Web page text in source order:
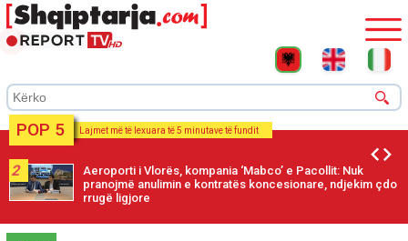
POP 5 Lajmet më të lexuara të 5 minutave të fundit
3
Çështja e emërimit të ministres ‘Diella’, Bardhi akuza
Gjykatës Kushtetuese: Po shkel ligjin! Ka tejkaluar çdo afat
për shpalljen e vendimit